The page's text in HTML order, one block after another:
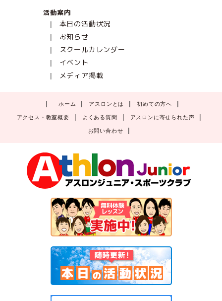
活動案内
本日の活動状況
お知らせ
スクールカレンダー
イベント
メディア掲載
ホーム アスロンとは 初めての方へ
アクセス・教室概要 よくある質問 アスロンに寄せられた声
お問い合わせ